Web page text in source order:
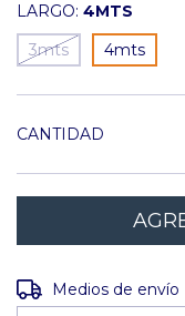
LARGO: 4MTS
3mts
4mts
CANTIDAD
Entregas para el CP:
Medios de envío